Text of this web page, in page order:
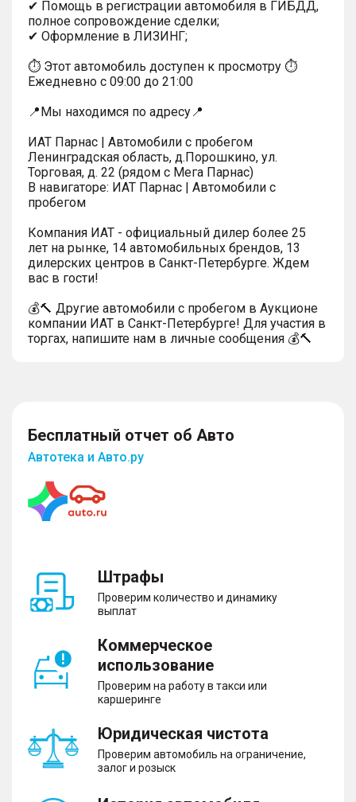
✔ Помощь в регистрации автомобиля в ГИБДД,
полное сопровождение сделки;
✔ Оформление в ЛИЗИНГ;
⏱ Этот автомобиль доступен к просмотру ⏱
Ежедневно с 09:00 до 21:00
📍Мы находимся по адресу📍
ИАТ Парнас | Автомобили с пробегом
Ленинградская область, д.Порошкино, ул.
Торговая, д. 22 (рядом с Мега Парнас)
В навигаторе: ИАТ Парнас | Автомобили с
пробегом
Компания ИАТ - официальный дилер более 25
лет на рынке, 14 автомобильных брендов, 13
дилерских центров в Санкт-Петербурге. Ждем
вас в гости!
💰🔨 Другие автомобили с пробегом в Аукционе
компании ИАТ в Санкт-Петербурге! Для участия в
торгах, напишите нам в личные сообщения 💰🔨
Бесплатный отчет об Авто
Автотека и Авто.ру
Штрафы
Проверим количество и динамику
выплат
Коммерческое
использование
Проверим на работу в такси или
каршеринге
Юридическая чистота
Проверим автомобиль на ограничение,
залог и розыск